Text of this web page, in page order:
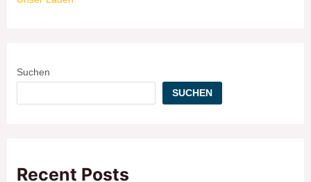
Suchen
SUCHEN
Recent Posts